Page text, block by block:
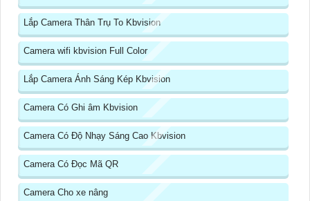
Lắp Camera Thân Trụ To Kbvision
Camera wifi kbvision Full Color
Lắp Camera Ánh Sáng Kép Kbvision
Camera Có Ghi âm Kbvision
Camera Có Độ Nhạy Sáng Cao Kbvision
Camera Có Đọc Mã QR
Camera Cho xe nâng